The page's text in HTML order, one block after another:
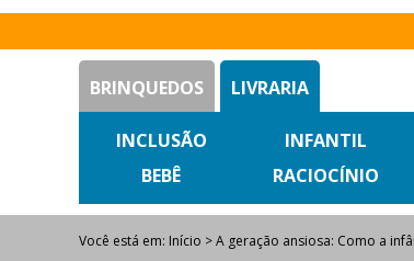
BRINQUEDOS LIVRARIA
INCLUSÃO INFANTIL
BEBÊ
RACIOCÍNIO
Você está em: Início > A geração ansiosa: Como a